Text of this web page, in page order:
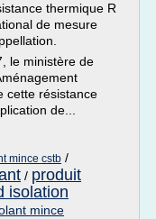
thermique R
de mesure
le ministère de
cette résistance
de...
mince cstb /
/ produit
isolation
mince